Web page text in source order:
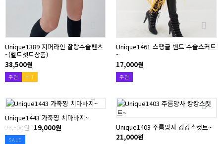
Unique1389 지퍼라인 찰랑수술팬츠
~(벨트셋트상품)
38,500원
추천 HIT
Unique1461 스팽글 밴드 수술스커트
~
17,000원
추천
Unique1443 가죽찡 치마바지~
23,500원 19,000원
SALE
Unique1403 주름망사 캉캉스컷트~
21,000원